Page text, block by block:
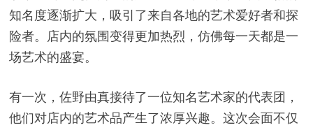
知名度逐渐扩大，吸引了来自各地的艺术爱好者和探
险者。店内的氛围变得更加热烈，仿佛每一天都是一
场艺术的盛宴。
有一次，佐野由真接待了一位知名艺术家的代表团，
他们对店内的艺术品产生了浓厚兴趣。这次会面不仅